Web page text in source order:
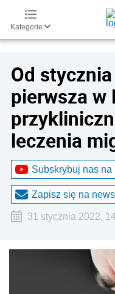
Kategorie
Od
pierwsza w
leczenia
Subskrybuj nas na
Zapisz się na
31 stycznia 2022,